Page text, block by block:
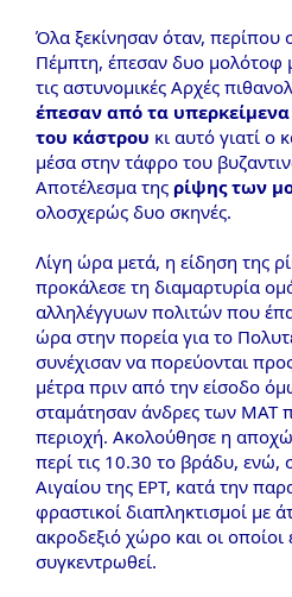
Όλα ξεκίνησαν όταν, περίπου
Πέμπτη, έπεσαν δυο μολότοφ
τις αστυνομικές Αρχές
έπεσαν από τα
του κάστρου κι αυτό γιατί ο
μέσα στην τάφρο του
Αποτέλεσμα της ρίψης των
ολοσχερώς δυο σκηνές.
Λίγη ώρα μετά, η είδηση της
προκάλεσε τη διαμαρτυρία
αλληλέγγυων πολιτών που
ώρα στην πορεία για το
συνέχισαν να πορεύονται
μέτρα πριν από την είσοδο
σταμάτησαν άνδρες των ΜΑΤ
περιοχή. Ακολούθησε η
περί τις 10.30 το βράδυ,
Αιγαίου της ΕΡΤ, κατά την
φραστικοί διαπληκτισμοί με
ακροδεξιό χώρο και οι οποίοι
συγκεντρωθεί.